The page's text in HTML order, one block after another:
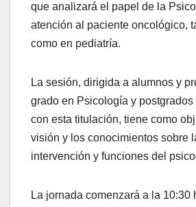
que analizará el papel de la
atención al paciente oncológico,
como en pediatría.
La sesión, dirigida a alumnos y
grado en Psicología y
con esta titulación, tiene como
visión y los conocimientos sobre
intervención y funciones del
La jornada comenzará a la 10:30